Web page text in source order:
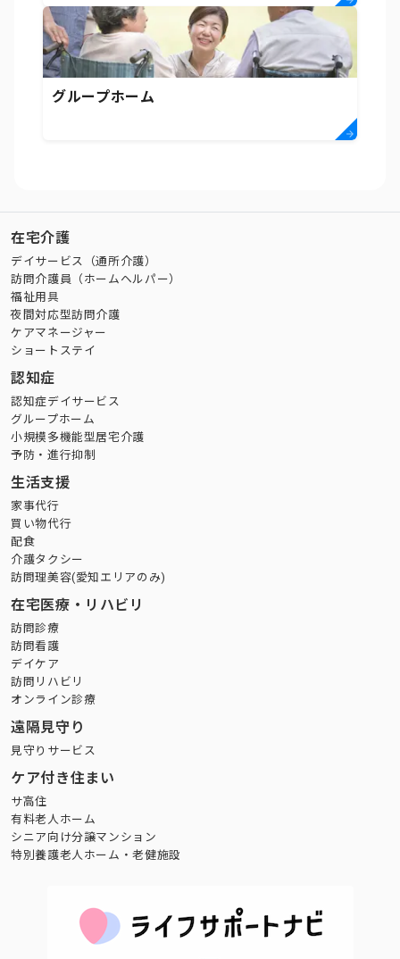
グループホーム
在宅介護
デイサービス（通所介護）
訪問介護員（ホームヘルパー）
福祉用具
夜間対応型訪問介護
ケアマネージャー
ショートステイ
認知症
認知症デイサービス
グループホーム
小規模多機能型居宅介護
予防・進行抑制
生活支援
家事代行
買い物代行
配食
介護タクシー
訪問理美容(愛知エリアのみ)
在宅医療・リハビリ
訪問診療
訪問看護
デイケア
訪問リハビリ
オンライン診療
遠隔見守り
見守りサービス
ケア付き住まい
サ高住
有料老人ホーム
シニア向け分譲マンション
特別養護老人ホーム・老健施設